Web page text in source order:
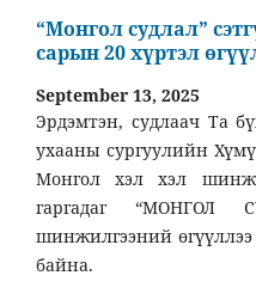
“Монгол судлал”
сарын 20 хүртэл
September 13, 2025
Эрдэмтэн, судлаач Та
ухааны сургуулийн
Монгол хэл хэл
гаргадаг “МОНГОЛ
шинжилгээний
байна.